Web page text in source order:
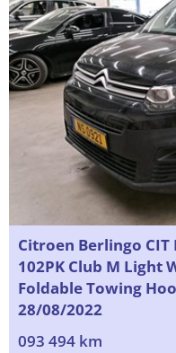
Citroen Berlingo CIT
102PK Club M Light
Foldable Towing
28/08/2022
093 494 km